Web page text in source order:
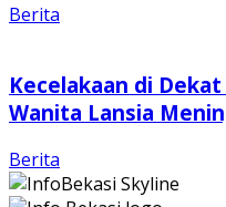
Berita
Kecelakaan di
Wanita Lansia
Berita